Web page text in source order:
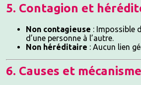
5. Contagion et
Non contagieuse : Impossible
d’une personne à l’autre.
Non héréditaire : Aucun lien
6. Causes et